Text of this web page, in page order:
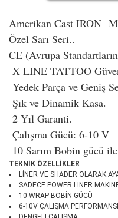
Amerikan Cast IRON
Özel Sarı Seri..
CE (Avrupa
X LINE TATTOO
Yedek Parça ve Geniş
Şık ve Dinamik Kasa.
2 Yıl Garanti.
Çalışma Gücü: 6-10 V
10 Sarım Bobin gücü
TEKNİK ÖZELLİKLER
LİNER VE SHADER OLARAK
SADECE POWER LİNER
10 WRAP BOBİN GÜCÜ
6-10V ÇALIŞMA PERFORMANSI